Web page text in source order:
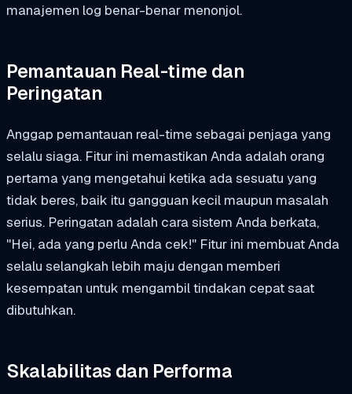
manajemen log benar-benar menonjol.
Pemantauan Real-time dan
Peringatan
Anggap pemantauan real-time sebagai penjaga yang
selalu siaga. Fitur ini memastikan Anda adalah orang
pertama yang mengetahui ketika ada sesuatu yang
tidak beres, baik itu gangguan kecil maupun masalah
serius. Peringatan adalah cara sistem Anda berkata,
"Hei, ada yang perlu Anda cek!" Fitur ini membuat Anda
selalu selangkah lebih maju dengan memberi
kesempatan untuk mengambil tindakan cepat saat
dibutuhkan.
Skalabilitas dan Performa